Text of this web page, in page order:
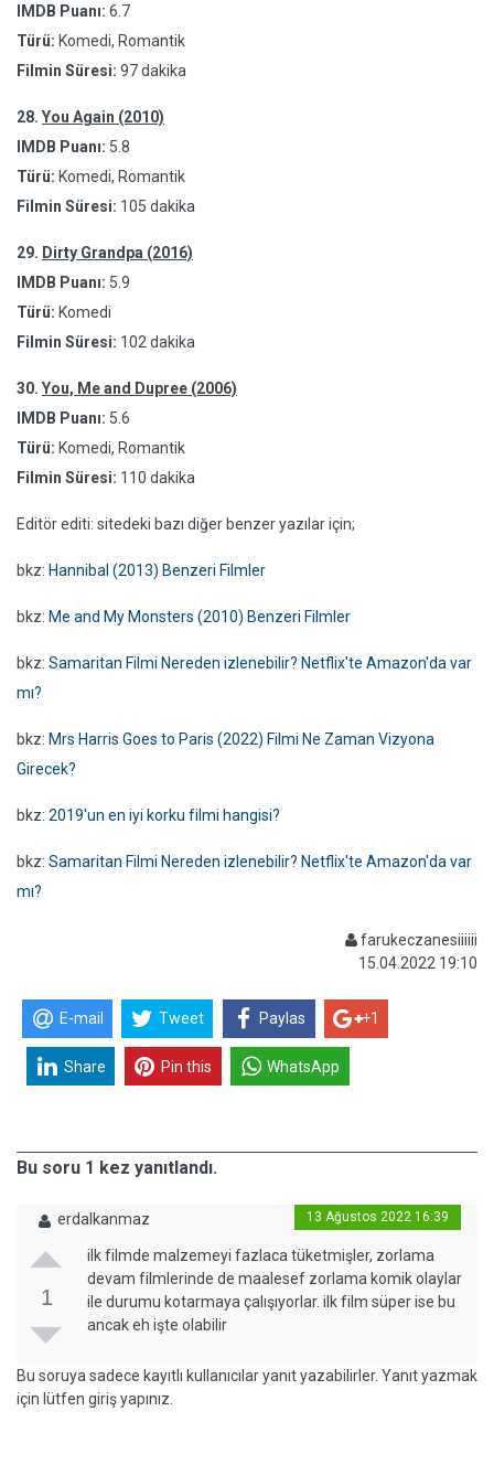
IMDB Puanı: 6.7
Türü: Komedi, Romantik
Filmin Süresi: 97 dakika
28. You Again (2010)
IMDB Puanı: 5.8
Türü: Komedi, Romantik
Filmin Süresi: 105 dakika
29. Dirty Grandpa (2016)
IMDB Puanı: 5.9
Türü: Komedi
Filmin Süresi: 102 dakika
30. You, Me and Dupree (2006)
IMDB Puanı: 5.6
Türü: Komedi, Romantik
Filmin Süresi: 110 dakika
Editör editi: sitedeki bazı diğer benzer yazılar için;
bkz: Hannibal (2013) Benzeri Filmler
bkz: Me and My Monsters (2010) Benzeri Filmler
bkz: Samaritan Filmi Nereden izlenebilir? Netflix'te Amazon'da var
mı?
bkz: Mrs Harris Goes to Paris (2022) Filmi Ne Zaman Vizyona
Girecek?
bkz: 2019'un en iyi korku filmi hangisi?
bkz: Samaritan Filmi Nereden izlenebilir? Netflix'te Amazon'da var
mı?
farukeczanesiiiiii
15.04.2022 19:10
E-mail Tweet Paylas +1
Share Pin this WhatsApp
Bu soru 1 kez yanıtlandı.
erdalkanmaz 13 Ağustos 2022 16:39
1
ilk filmde malzemeyi fazlaca tüketmişler, zorlama
devam filmlerinde de maalesef zorlama komik olaylar
ile durumu kotarmaya çalışıyorlar. ilk film süper ise bu
ancak eh işte olabilir
Bu soruya sadece kayıtlı kullanıcılar yanıt yazabilirler. Yanıt yazmak
için lütfen giriş yapınız.